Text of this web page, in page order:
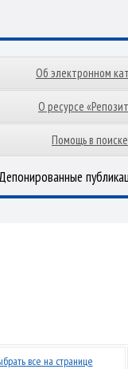
Об электронном
О ресурсе
Помощь в
все на странице